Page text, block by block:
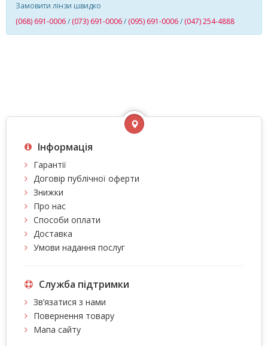
Замовити лінзи швидко
(068) 691-0006/ (073) 691-0006/ (095) 691-0006/ (047) 254-4888
Інформація
Гарантії
Договір публічної оферти
Знижки
Про нас
Способи оплати
Доставка
Умови надання послуг
Служба підтримки
Зв’язатися з нами
Повернення товару
Мапа сайту